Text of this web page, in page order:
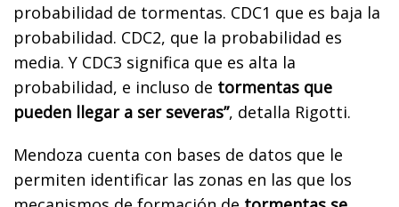
probabilidad de tormentas. CDC1 que es baja la
probabilidad. CDC2, que la probabilidad es
media. Y CDC3 significa que es alta la
probabilidad, e incluso de tormentas que
pueden llegar a ser severas”, detalla Rigotti.
Mendoza cuenta con bases de datos que le
permiten identificar las zonas en las que los